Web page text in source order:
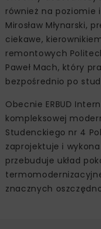
również na
Mirosław Młynarski,
ciekawe,
remontowych
Paweł Mach, który
bezpośrednio po
Obecnie ERBUD
kompleksowej
Studenckiego nr 4
zaprojektuje i
przebuduje układ
znacznych